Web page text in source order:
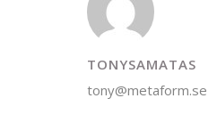
TONYSAMATAS
tony@metaform.se